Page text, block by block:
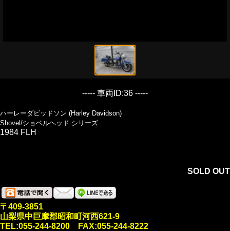
----- 車両ID:36 -----
ハーレーダビッドソン (Harley Davidson)
Shovel/ショベルヘッド シリーズ
1984 FLH
SOLD OUT
〒409-3851
山梨県中巨摩郡昭和町河西621-9
TEL:055-244-8200 FAX:055-244-8222